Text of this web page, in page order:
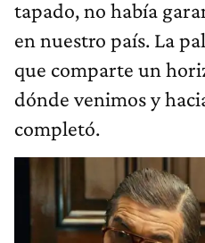
tapado, no había
en nuestro país. La
que comparte un
dónde venimos y
completó.